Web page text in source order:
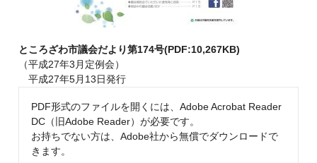
ところざわ市議会だより第174号(PDF:10,267KB)
（平成27年3月定例会）
平成27年5月13日発行
PDF形式のファイルを開くには、Adobe Acrobat Reader
DC（旧Adobe Reader）が必要です。
お持ちでない方は、Adobe社から無償でダウンロードで
きます。